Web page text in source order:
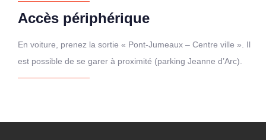
Accès périphérique
En voiture, prenez la sortie « Pont-Jumeaux – Centre ville ». Il
est possible de se garer à proximité (parking Jeanne d’Arc).